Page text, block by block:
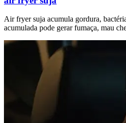
Air fryer suja acumula gordura,
acumulada pode gerar fumaça, mau